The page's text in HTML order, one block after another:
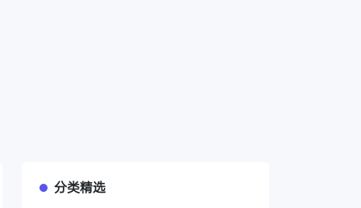
分类精选